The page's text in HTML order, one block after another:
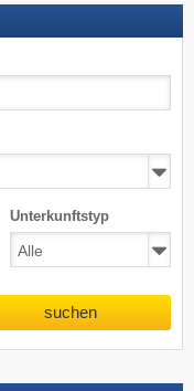
Unterkunftstyp
suchen